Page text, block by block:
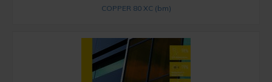
COPPER 80 XC (bm)